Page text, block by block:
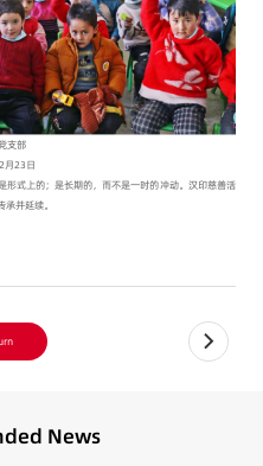
支部
月23日
式上的；是长期的，而不是一时的冲动。汉印慈善活
并延续。
News